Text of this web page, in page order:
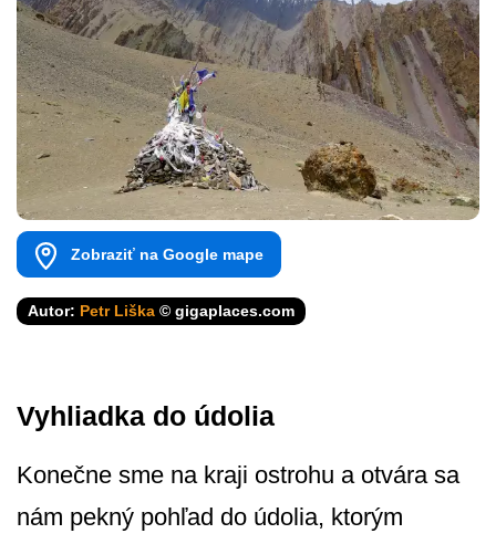
Zobraziť na Google mape
Autor: Petr Liška © gigaplaces.com
Vyhliadka do údolia
Konečne sme na kraji ostrohu a otvára sa
nám pekný pohľad do údolia, ktorým